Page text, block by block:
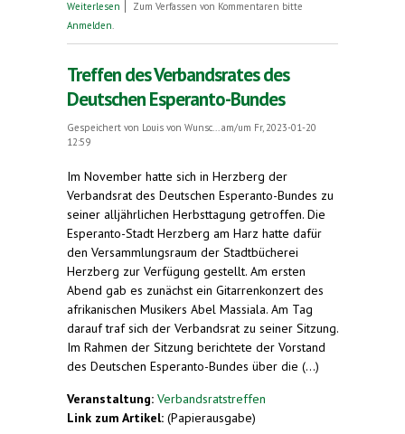
Weiterlesen über Esperanto-Kurs für Einsteiger
Zum Verfassen von Kommentaren bitte
Anmelden
Treffen des Verbandsrates des
Deutschen Esperanto-Bundes
Gespeichert von Louis von Wunsc...
am/um Fr, 2023-01-20
12:59
Im November hatte sich in Herzberg der
Verbandsrat des Deutschen Esperanto-Bundes zu
seiner alljährlichen Herbsttagung getroffen. Die
Esperanto-Stadt Herzberg am Harz hatte dafür
den Versammlungsraum der Stadtbücherei
Herzberg zur Verfügung gestellt. Am ersten
Abend gab es zunächst ein Gitarrenkonzert des
afrikanischen Musikers Abel Massiala. Am Tag
darauf traf sich der Verbandsrat zu seiner Sitzung.
Im Rahmen der Sitzung berichtete der Vorstand
des Deutschen Esperanto-Bundes über die (...)
Veranstaltung: Verbandsratstreffen
Link zum Artikel: (Papierausgabe)